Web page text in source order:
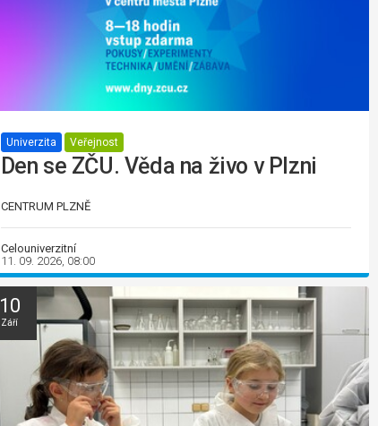
Univerzita Veřejnost
Den se ZČU. Věda na živo v Plzni
CENTRUM PLZNĚ
Celouniverzitní
11. 09. 2026, 08:00
10
Září